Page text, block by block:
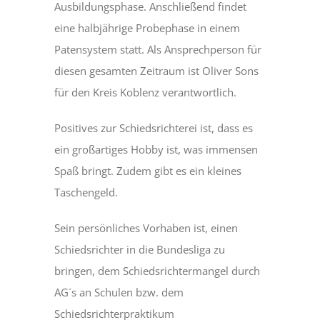
Ausbildungsphase. Anschließend findet
eine halbjährige Probephase in einem
Patensystem statt. Als Ansprechperson für
diesen gesamten Zeitraum ist Oliver Sons
für den Kreis Koblenz verantwortlich.
Positives zur Schiedsrichterei ist, dass es
ein großartiges Hobby ist, was immensen
Spaß bringt. Zudem gibt es ein kleines
Taschengeld.
Sein persönliches Vorhaben ist, einen
Schiedsrichter in die Bundesliga zu
bringen, dem Schiedsrichtermangel durch
AG´s an Schulen bzw. dem
Schiedsrichterpraktikum